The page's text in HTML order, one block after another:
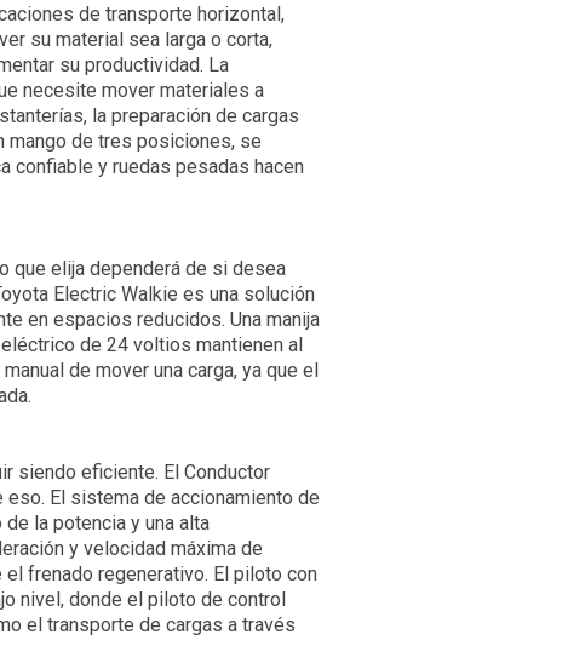
de transporte horizontal,
su material sea larga o corta,
su productividad. La
necesite mover materiales a
la preparación de cargas
mango de tres posiciones, se
confiable y ruedas pesadas hacen
que elija dependerá de si desea
Electric Walkie es una solución
en espacios reducidos. Una manija
de 24 voltios mantienen al
de mover una carga, ya que el
siendo eficiente. El Conductor
El sistema de accionamiento de
la potencia y una alta
y velocidad máxima de
frenado regenerativo. El piloto con
nivel, donde el piloto de control
el transporte de cargas a través